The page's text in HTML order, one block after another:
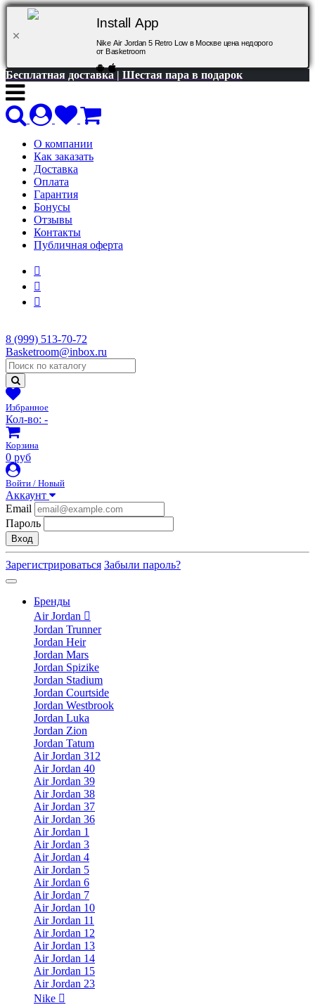
Install App
Nike Air Jordan 5 Retro Low в Москве цена недорого
от Basketroom
Бесплатная доставка | Шестая пара в подарок
О компании
Как заказать
Доставка
Оплата
Гарантия
Бонусы
Отзывы
Контакты
Публичная оферта
8 (999) 513-70-72
Basketroom@inbox.ru
Избранное
Кол-во: -
Корзина
0 руб
Войти / Новый
Аккаунт
Email
Пароль
Вход
Зарегистрироваться Забыли пароль?
Бренды
Air Jordan
Jordan Trunner
Jordan Heir
Jordan Mars
Jordan Spizike
Jordan Stadium
Jordan Courtside
Jordan Westbrook
Jordan Luka
Jordan Zion
Jordan Tatum
Air Jordan 312
Air Jordan 40
Air Jordan 39
Air Jordan 38
Air Jordan 37
Air Jordan 36
Air Jordan 1
Air Jordan 3
Air Jordan 4
Air Jordan 5
Air Jordan 6
Air Jordan 7
Air Jordan 10
Air Jordan 11
Air Jordan 12
Air Jordan 13
Air Jordan 14
Air Jordan 15
Air Jordan 23
Nike